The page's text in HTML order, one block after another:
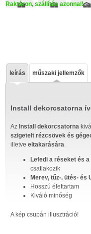
Raktáron, szállítás azonnal!
leírás műszaki jellemzők
Install dekorcsatorna
Az Install dekorcsatorna
szigetelt rézcsövek és
illetveeltakarására.
Lefedi a réseket és
csatlakozik
Merev, tűz-, ütés- és
Hosszú élettartam
Kiváló minőség
A kép csupán illusztráció!